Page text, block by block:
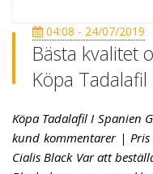
04:08 - 24/07/2019
Bästa kvalitet
Köpa
Köpa Tadalafil I Spanien
kund kommentarer |
Cialis Black Var att